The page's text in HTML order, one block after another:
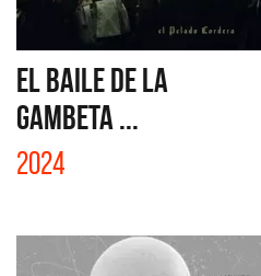
EL BAILE DE LA
GAMBETA ...
2024